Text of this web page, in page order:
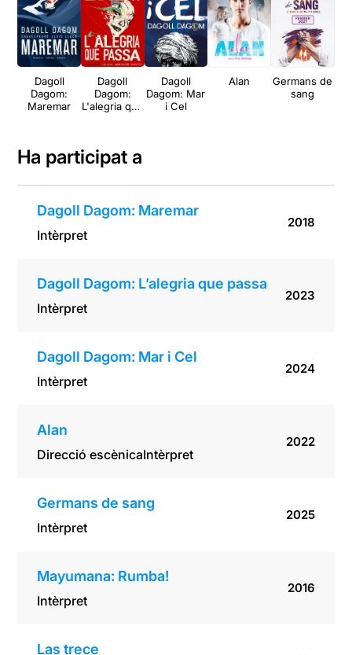
Dagoll
Dagom:
Maremar
Dagoll
Dagom:
L'alegria que
Dagoll
Dagom: Mar
i Cel
Alan
Germans de
sang
Ha participat a
Dagoll Dagom: Maremar
Intèrpret
2018
Dagoll Dagom: L’alegria que passa
Intèrpret
2023
Dagoll Dagom: Mar i Cel
Intèrpret
2024
Alan
Direcció escènicaIntèrpret
2022
Germans de sang
Intèrpret
2025
Mayumana: Rumba!
Intèrpret
2016
Las trece